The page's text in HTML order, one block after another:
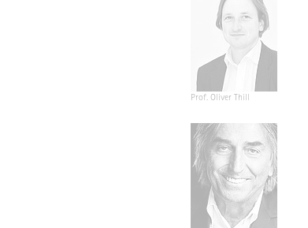
Prof. Oliver Thill